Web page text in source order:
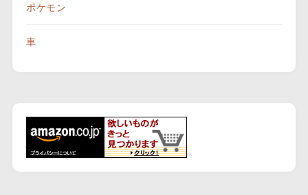
ポケモン
車